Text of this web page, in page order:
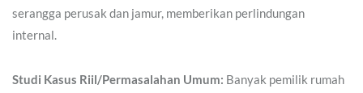
serangga perusak dan jamur, memberikan perlindungan
internal.
Studi Kasus Riil/Permasalahan Umum: Banyak pemilik rumah